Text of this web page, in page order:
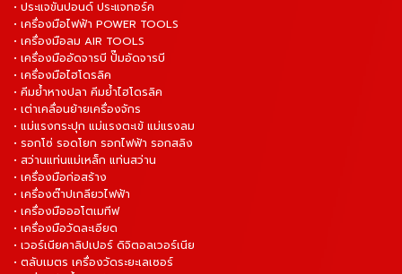
• ประแจขันปอนด์ ประแจทอร์ค
• เครื่องมือไฟฟ้า POWER TOOLS
• เครื่องมือลม AIR TOOLS
• เครื่องมืออัดจารบี ปั๊มอัดจารบี
• เครื่องมือไฮโดรลิค
• คีมย้ำหางปลา คีมย้ำไฮโดรลิค
• เต่าเคลื่อนย้ายเครื่องจักร
• แม่แรงกระปุก แม่แรงตะเข้ แม่แรงลม
• รอกโซ่ รอดโยก รอกไฟฟ้า รอกสลิง
• สว่านแท่นแม่เหล็ก แท่นสว่าน
• เครื่องมือก่อสร้าง
• เครื่องต๊าปเกลียวไฟฟ้า
• เครื่องมือออโตเมทีฟ
• เครื่องมือวัดละเอียด
• เวอร์เนียคาลิปเปอร์ ดิจิตอลเวอร์เนีย
• ตลับเมตร เครื่องวัดระยะเลเซอร์